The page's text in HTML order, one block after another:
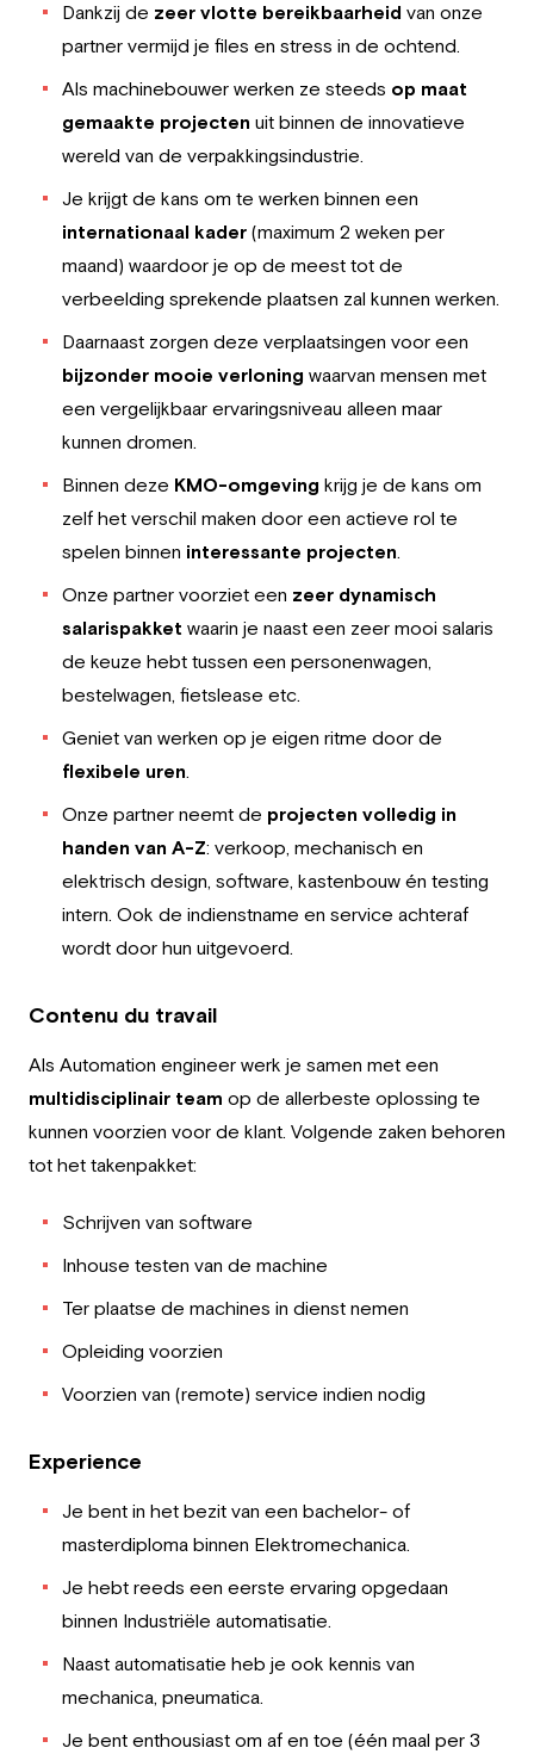
Dankzij de zeer vlotte bereikbaarheid van onze
partner vermijd je files en stress in de ochtend.
Als machinebouwer werken ze steeds op maat
gemaakte projecten uit binnen de innovatieve
wereld van de verpakkingsindustrie.
Je krijgt de kans om te werken binnen een
internationaal kader (maximum 2 weken per
maand) waardoor je op de meest tot de
verbeelding sprekende plaatsen zal kunnen werken.
Daarnaast zorgen deze verplaatsingen voor een
bijzonder mooie verloning waarvan mensen met
een vergelijkbaar ervaringsniveau alleen maar
kunnen dromen.
Binnen deze KMO-omgeving krijg je de kans om
zelf het verschil maken door een actieve rol te
spelen binnen interessante projecten.
Onze partner voorziet een zeer dynamisch
salarispakket waarin je naast een zeer mooi salaris
de keuze hebt tussen een personenwagen,
bestelwagen, fietslease etc.
Geniet van werken op je eigen ritme door de
flexibele uren.
Onze partner neemt de projecten volledig in
handen van A-Z: verkoop, mechanisch en
elektrisch design, software, kastenbouw én testing
intern. Ook de indienstname en service achteraf
wordt door hun uitgevoerd.
Contenu du travail
Als Automation engineer werk je samen met een
multidisciplinair team op de allerbeste oplossing te
kunnen voorzien voor de klant. Volgende zaken behoren
tot het takenpakket:
Schrijven van software
Inhouse testen van de machine
Ter plaatse de machines in dienst nemen
Opleiding voorzien
Voorzien van (remote) service indien nodig
Experience
Je bent in het bezit van een bachelor- of
masterdiploma binnen Elektromechanica.
Je hebt reeds een eerste ervaring opgedaan
binnen Industriële automatisatie.
Naast automatisatie heb je ook kennis van
mechanica, pneumatica.
Je bent enthousiast om af en toe (één maal per 3